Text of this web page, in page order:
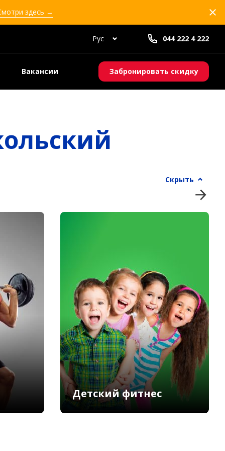
здесь →
Рус 044 222 4 222
Вакансии Забронировать скидку
Скрыть
Детский фитнес